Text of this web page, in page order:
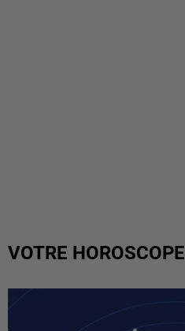
VOTRE HOROSCOPE